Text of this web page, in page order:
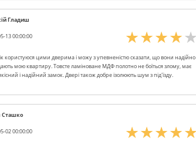
Гладиш
13 00:00:00
користуюся цими дверима і можу з упевненістю сказати, що вони надійно
мою квартиру. Товсте ламіноване МДФ полотно не боїться злому, має
і надійний замок. Двері також добре ізолюють шум з під'їзду.
Сташко
02 00:00:00